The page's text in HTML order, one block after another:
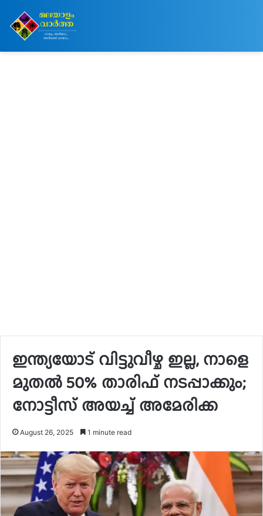
ഇന്ത്യയോട് വിട്ടുവീഴ്ച ഇല്ല, നാളെ
മുതൽ 50% താരിഫ് നടപ്പാക്കും;
നോട്ടീസ് അയച്ച് അമേരിക്ക
August 26, 2025 1 minute read